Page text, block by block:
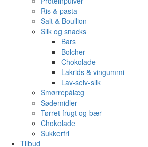
Ris & pasta
Salt & Boullion
Slik og snacks
Bars
Bolcher
Chokolade
Lakrids & vingummi
Lav-selv-slik
Smørrepålæg
Sødemidler
Tørret frugt og bær
Chokolade
Sukkerfri
Tilbud